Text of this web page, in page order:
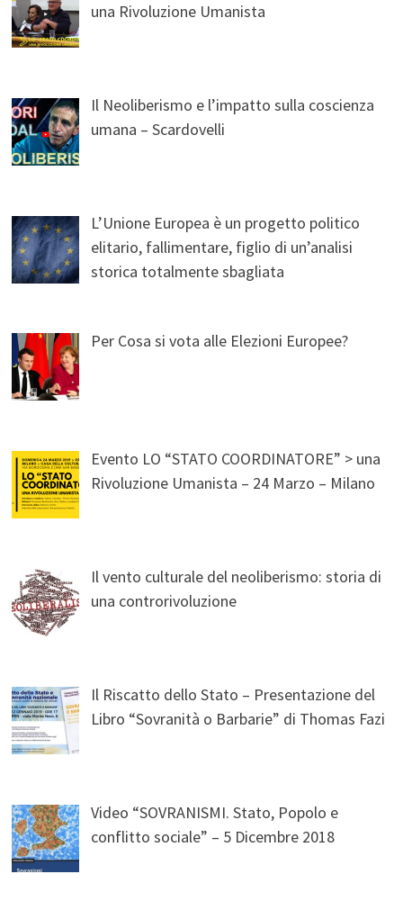
una Rivoluzione Umanista
Il Neoliberismo e l’impatto sulla coscienza
umana – Scardovelli
L’Unione Europea è un progetto politico
elitario, fallimentare, figlio di un’analisi
storica totalmente sbagliata
Per Cosa si vota alle Elezioni Europee?
Evento LO “STATO COORDINATORE” > una
Rivoluzione Umanista – 24 Marzo – Milano
Il vento culturale del neoliberismo: storia di
una controrivoluzione
Il Riscatto dello Stato – Presentazione del
Libro “Sovranità o Barbarie” di Thomas Fazi
Video “SOVRANISMI. Stato, Popolo e
conflitto sociale” – 5 Dicembre 2018